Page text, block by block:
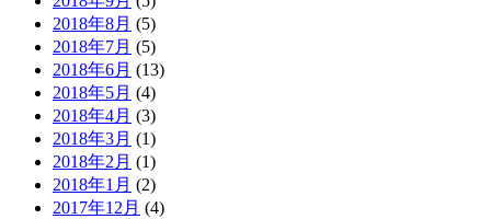
2018年8月 (5)
2018年7月 (5)
2018年6月 (13)
2018年5月 (4)
2018年4月 (3)
2018年3月 (1)
2018年2月 (1)
2018年1月 (2)
2017年12月 (4)